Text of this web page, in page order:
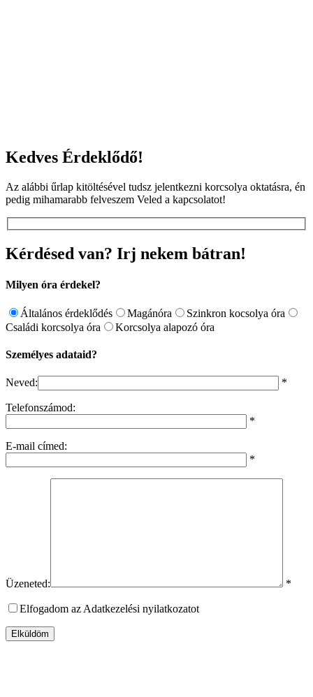
Kedves Érdeklődő!
Az alábbi űrlap kitöltésével tudsz jelentkezni korcsolya oktatásra, én
pedig mihamarabb felveszem Veled a kapcsolatot!
Kérdésed van? Irj nekem bátran!
Milyen óra érdekel?
Általános érdeklődés Magánóra
Szinkron kocsolya óra
Családi korcsolya óra
Korcsolya alapozó óra
Személyes adataid?
Neved: *
Telefonszámod:
*
E-mail címed:
*
Üzeneted: *
Elfogadom az Adatkezelési nyilatkozatot